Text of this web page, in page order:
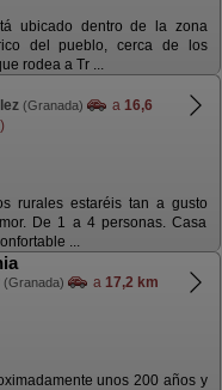
ubicado dentro de la zona
del pueblo, cerca de los
rodea a Tr ...
(Granada) a 16,6
rurales estaréis tan a gusto
De 1 a 4 personas. Casa
...
(Granada) a 17,2 km
unos 200 años y